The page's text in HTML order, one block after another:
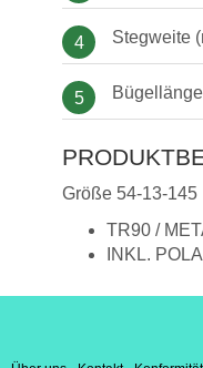
4 Stegweite
5
Größe 54-13-145
TR90 /
INKL.